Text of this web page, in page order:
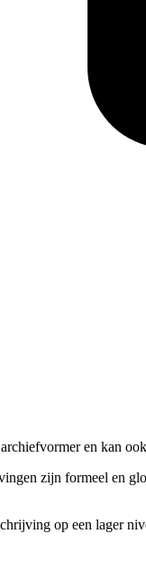
en kan
zijn formeel en
op een lager